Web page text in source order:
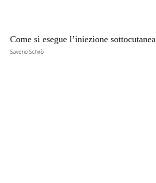
Come si esegue l’iniezione sottocutanea
Saverio Schirò